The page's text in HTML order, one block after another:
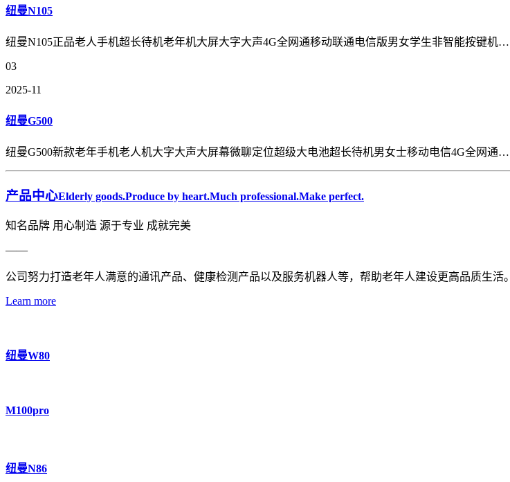
纽曼N105
纽曼N105正品老人手机超长待机老年机大屏大字大声4G全网通移动联通电信版男女学生非智能按键机…
03
2025-11
纽曼G500
纽曼G500新款老年手机老人机大字大声大屏幕微聊定位超级大电池超长待机男女士移动电信4G全网通…
产品中心Elderly goods.Produce by heart.Much professional.Make perfect.
知名品牌 用心制造 源于专业 成就完美
——
公司努力打造老年人满意的通讯产品、健康检测产品以及服务机器人等，帮助老年人建设更高品质生活。
Learn more
纽曼W80
M100pro
纽曼N86